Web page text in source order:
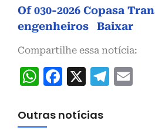
Of 030-2026 Copasa
engenheiros
Baixar
Compartilhe essa notícia:
WhatsApp
Facebook
X
Outras notícias